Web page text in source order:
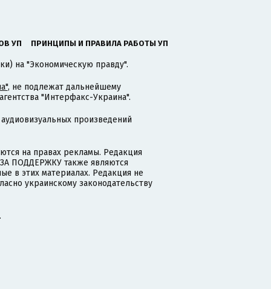
УП ПРИНЦИПЫ И ПРАВИЛА РАБОТЫ УП
на "Экономическую правду".
, не подлежат дальнейшему
"Интерфакс-Украина".
произведений
на правах рекламы. Редакция
ПОДДЕРЖКУ также являются
в этих материалах. Редакция не
украинскому законодательству